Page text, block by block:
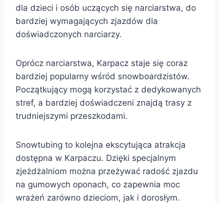
dla dzieci i osób uczących się narciarstwa, do
bardziej wymagających zjazdów dla
doświadczonych narciarzy.
Oprócz narciarstwa, Karpacz staje się coraz
bardziej popularny wśród snowboardzistów.
Początkujący mogą korzystać z dedykowanych
stref, a bardziej doświadczeni znajdą trasy z
trudniejszymi przeszkodami.
Snowtubing to kolejna ekscytująca atrakcja
dostępna w Karpaczu. Dzięki specjalnym
zjeżdżalniom można przeżywać radość zjazdu
na gumowych oponach, co zapewnia moc
wrażeń zarówno dzieciom, jak i dorosłym.